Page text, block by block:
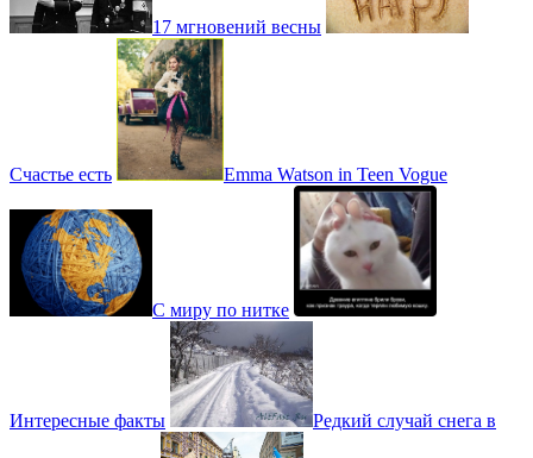
17 мгновений весны
Счастье есть Emma Watson in Teen Vogue
С миру по нитке
Интересные факты Редкий случай снега в